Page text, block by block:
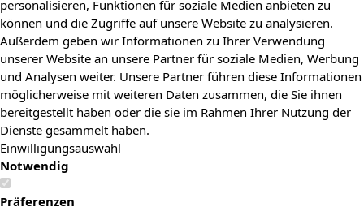
personalisieren, Funktionen für soziale Medien anbieten zu
können und die Zugriffe auf unsere Website zu analysieren.
Außerdem geben wir Informationen zu Ihrer Verwendung
unserer Website an unsere Partner für soziale Medien, Werbung
und Analysen weiter. Unsere Partner führen diese Informationen
möglicherweise mit weiteren Daten zusammen, die Sie ihnen
bereitgestellt haben oder die sie im Rahmen Ihrer Nutzung der
Dienste gesammelt haben.
Einwilligungsauswahl
Notwendig
Präferenzen